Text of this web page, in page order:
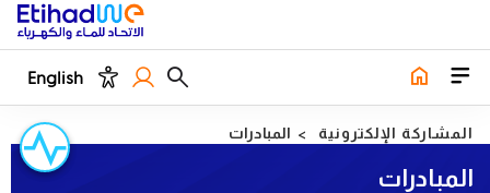
English
المشاركة الإلكترونية المبادرات
المبادرات